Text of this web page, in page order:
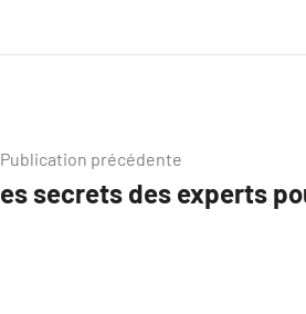
Publication précédente
secrets des experts